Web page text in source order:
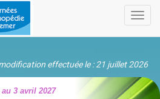
effectuée le : 21 juillet 2026
au 3 avril 2027